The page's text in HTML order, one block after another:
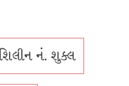
શિલીન નં. શુક્લ